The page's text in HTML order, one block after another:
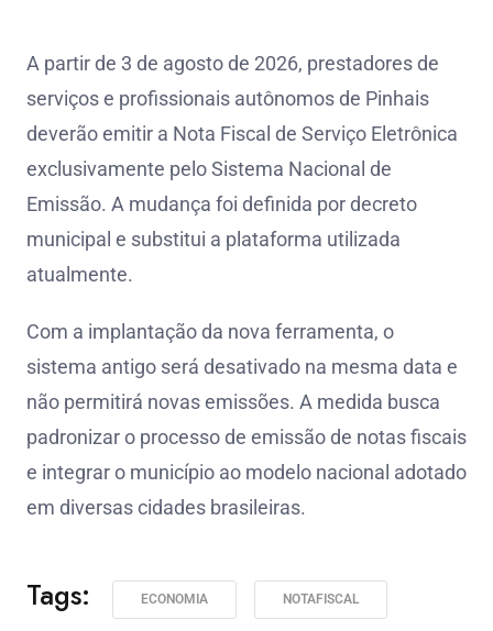
A partir de 3 de agosto de 2026, prestadores de
serviços e profissionais autônomos de Pinhais
deverão emitir a Nota Fiscal de Serviço Eletrônica
exclusivamente pelo Sistema Nacional de
Emissão. A mudança foi definida por decreto
municipal e substitui a plataforma utilizada
atualmente.
Com a implantação da nova ferramenta, o
sistema antigo será desativado na mesma data e
não permitirá novas emissões. A medida busca
padronizar o processo de emissão de notas fiscais
e integrar o município ao modelo nacional adotado
em diversas cidades brasileiras.
Tags: ECONOMIA NOTAFISCAL